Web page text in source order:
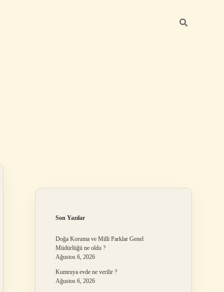
Son Yazılar
Doğa Koruma ve Milli Parklar Genel
Müdürlüğü ne oldu ?
Ağustos 6, 2026
Kumruya evde ne verilir ?
Ağustos 6, 2026